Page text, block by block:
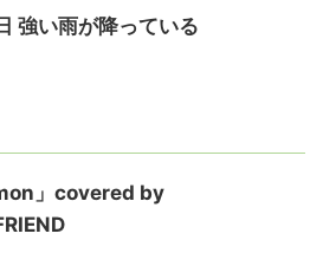
強い雨が降っている
」covered by